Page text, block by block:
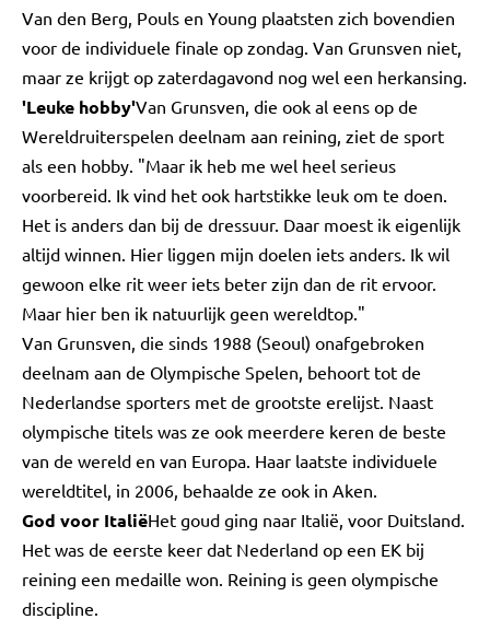
Van den Berg, Pouls en Young plaatsten zich bovendien
voor de individuele finale op zondag. Van Grunsven niet,
maar ze krijgt op zaterdagavond nog wel een herkansing.
'Leuke hobby'Van Grunsven, die ook al eens op de
Wereldruiterspelen deelnam aan reining, ziet de sport
als een hobby. "Maar ik heb me wel heel serieus
voorbereid. Ik vind het ook hartstikke leuk om te doen.
Het is anders dan bij de dressuur. Daar moest ik eigenlijk
altijd winnen. Hier liggen mijn doelen iets anders. Ik wil
gewoon elke rit weer iets beter zijn dan de rit ervoor.
Maar hier ben ik natuurlijk geen wereldtop."
Van Grunsven, die sinds 1988 (Seoul) onafgebroken
deelnam aan de Olympische Spelen, behoort tot de
Nederlandse sporters met de grootste erelijst. Naast
olympische titels was ze ook meerdere keren de beste
van de wereld en van Europa. Haar laatste individuele
wereldtitel, in 2006, behaalde ze ook in Aken.
God voor ItaliëHet goud ging naar Italië, voor Duitsland.
Het was de eerste keer dat Nederland op een EK bij
reining een medaille won. Reining is geen olympische
discipline.